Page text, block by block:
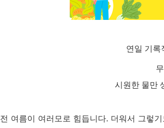
연일 기록
시원한 물만
전 여름이 여러모로 힘듭니다. 더워서 그렇